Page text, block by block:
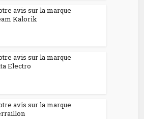
avis sur la marque
Kalorik
avis sur la marque
Electro
avis sur la marque